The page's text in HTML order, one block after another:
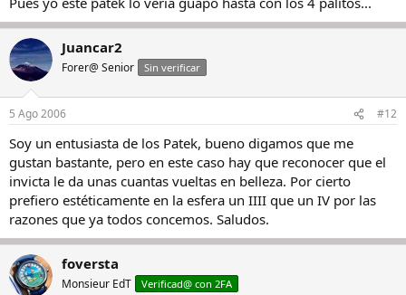
Juancar2
Forer@ Senior Sin verificar
5 Ago 2006 #12
Soy un entusiasta de los Patek, bueno digamos que me
gustan bastante, pero en este caso hay que reconocer que el
invicta le da unas cuantas vueltas en belleza. Por cierto
prefiero estéticamente en la esfera un IIII que un IV por las
razones que ya todos concemos. Saludos.
foversta
Monsieur EdT Verificad@ con 2FA